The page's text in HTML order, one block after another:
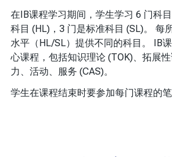
在IB课程学习期间，学生学习 6 门科
科目 (HL)，3 门是标准科目 (SL)。 每
水平（HL/SL）提供不同的科目。 IB
心课程，包括知识理论 (TOK)、拓展
力、活动、服务 (CAS)。
学生在课程结束时要参加每门课程的笔